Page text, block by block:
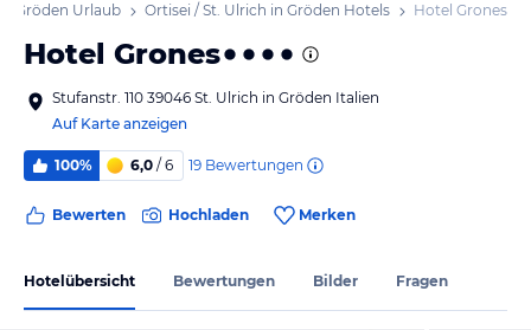
Gröden Urlaub Ortisei / St. Ulrich in Gröden Hotels Hotel Grones
Hotel Grones
Stufanstr. 110 39046 St. Ulrich in Gröden Italien
Auf Karte anzeigen
100% 6,0 / 6 19 Bewertungen
Bewerten Hochladen Merken
Hotelübersicht Bewertungen Bilder Fragen